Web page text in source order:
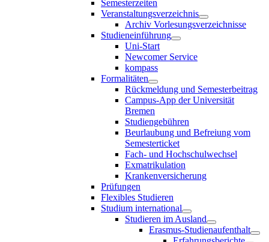
Semesterzeiten
Veranstaltungsverzeichnis
Archiv Vorlesungsverzeichnisse
Studieneinführung
Uni-Start
Newcomer Service
kompass
Formalitäten
Rückmeldung und Semesterbeitrag
Campus-App der Universität
Bremen
Studiengebühren
Beurlaubung und Befreiung vom
Semesterticket
Fach- und Hochschulwechsel
Exmatrikulation
Krankenversicherung
Prüfungen
Flexibles Studieren
Studium international
Studieren im Ausland
Erasmus-Studienaufenthalt